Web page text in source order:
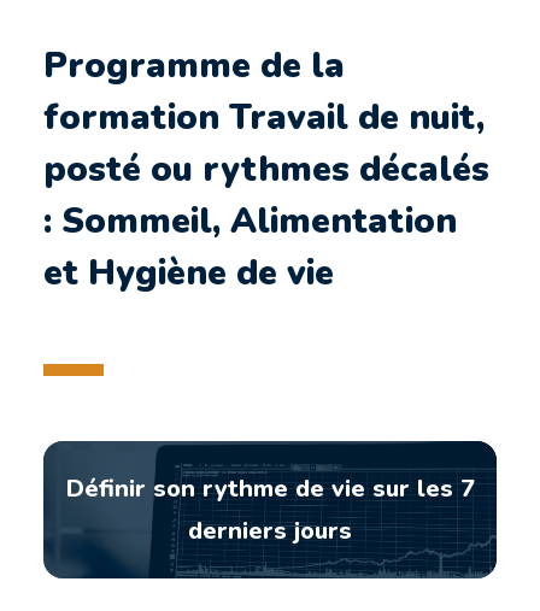
Programme de la
formation Travail de nuit,
posté ou rythmes décalés
: Sommeil, Alimentation
et Hygiène de vie
Définir son rythme de vie sur les 7
derniers jours